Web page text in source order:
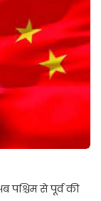
पश्चिम से पूर्व की